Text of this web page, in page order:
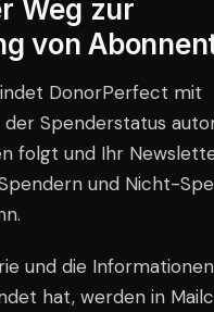
Weg zur
von
DonorPerfect mit
der Spenderstatus
folgt und Ihr
und Nicht-
und die
hat, werden in